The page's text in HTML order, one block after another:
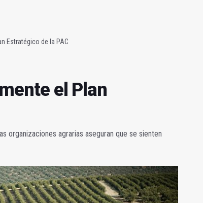
Estratégico de la PAC
el Plan
organizaciones agrarias aseguran que se sienten